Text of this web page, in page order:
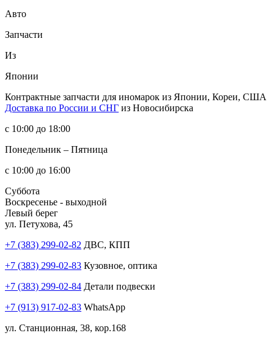
Авто
Запчасти
Из
Японии
Контрактные запчасти для иномарок из Японии, Кореи, США
Доставка по России и СНГ из Новосибирска
с 10:00 до 18:00
Понедельник – Пятница
с 10:00 до 16:00
Суббота
Воскресенье - выходной
Левый берег
ул. Петухова, 45
+7 (383) 299-02-82 ДВС, КПП
+7 (383) 299-02-83 Кузовное, оптика
+7 (383) 299-02-84 Детали подвески
+7 (913) 917-02-83 WhatsApp
ул. Станционная, 38, кор.168